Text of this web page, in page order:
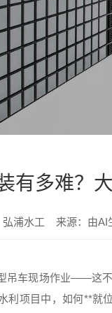
有多难？
弘浦水工 来源：由
吊车现场作业——这
利项目中，如何**就